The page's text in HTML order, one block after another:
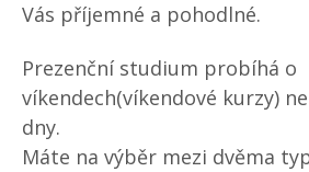
Vás příjemné a pohodlné.
Prezenční studium probíhá o
víkendech(víkendové kurzy)
dny.
Máte na výběr mezi dvěma